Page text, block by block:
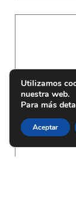
Utilizamos
nuestra web.
Para más
Aceptar